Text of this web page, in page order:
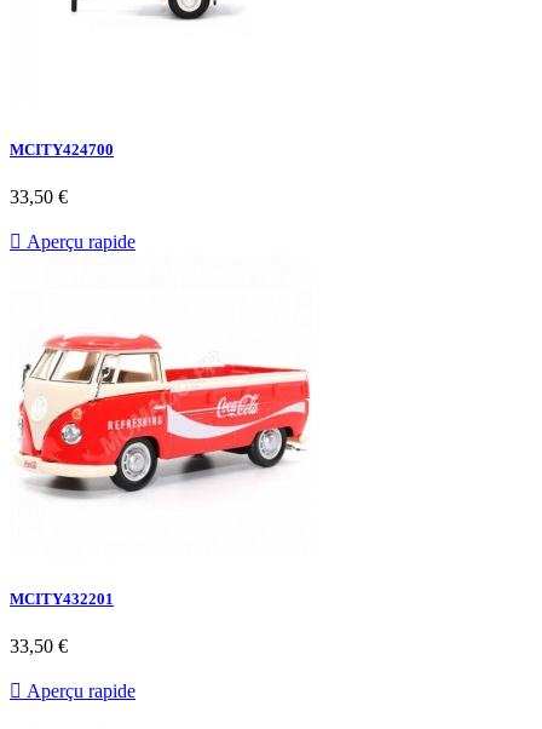
MCITY424700
33,50 €
 Aperçu rapide
MCITY432201
33,50 €
 Aperçu rapide